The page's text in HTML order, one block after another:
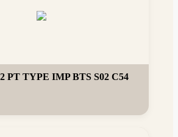
PT TYPE IMP BTS S02 C54